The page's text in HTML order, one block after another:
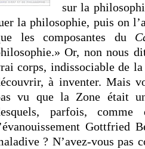
sur la
la philosophie, puis on
les composantes du
Or, non nous
corps, indissociable de
à inventer. Mais
vu que la Zone était
parfois, comme
Gottfried
? N’avez-vous pas